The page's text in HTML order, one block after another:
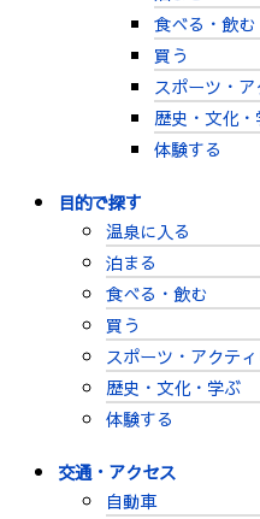
食べる・飲む
買う
スポーツ・
歴史・文化・
体験する
目的で探す
温泉に入る
泊まる
食べる・飲む
買う
スポーツ・アクテ
歴史・文化・学ぶ
体験する
交通・アクセス
自動車